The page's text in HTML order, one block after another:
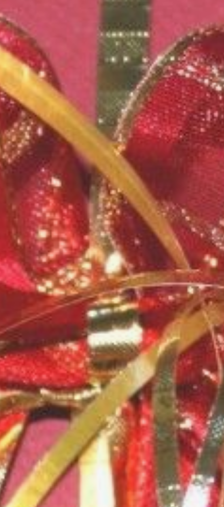
сертификата является свобода
выбора, правда в рамках
конкретного магазина,
розничной сети или клуба. Но
человек сам решает,
что приобрести, ориентируясь
на личные предпочтения
и потребности.
Подарочные карты
или сертификаты можно найти
в широком спектре торговых
точек: от салонов бытовой
техники и магазинов косметики
до спортивных центров
и спа‑комплексов.
Однако, несмотря на простоту
идеи, обращение
с подарочными сертификатами
сопряжено с рядом нюансов,
о которых граждане могут и не
знать. В ФГБУЗ «Центр гигиены
и эпидемиологии в Хабаровском
крае» рассказали о правах
держателя сертификата,
особенностях законодательства
и практических рекомендациях,
которые помогут грамотно
распорядиться таким подарком.
О юридическом
статусе подарочного
сертификата (карты)
Так, согласно позиции Минфина
РФ, подарочный сертификат —
это документ, который
закрепляет за его владельцем
право получить товары, услуги
или работы у эмитента
сертификата (того, кто выпустил
данный сертификат или карту)
на сумму, соответствующую
номиналу карты.
Важно понимать: сам
сертификат не считается
товаром. Это лишь
подтверждение внесения
предоплаты за будущую
покупку, которую может
совершить как первоначальный
плательщик, так и любое иное
лицо (например, тот, кому
сертификат подарили).
О правовых нюансах